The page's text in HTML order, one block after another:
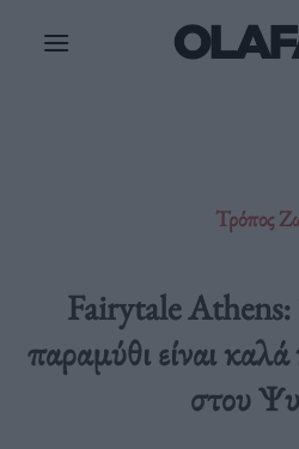
Τρόπος
Fairytale Athens:
παραμύθι είναι
στου